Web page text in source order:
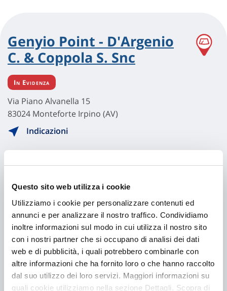
Questo sito web utilizza i cookie
Utilizziamo i cookie per personalizzare contenuti ed
annunci e per analizzare il nostro traffico. Condividiamo
inoltre informazioni sul modo in cui utilizza il nostro sito
con i nostri partner che si occupano di analisi dei dati
web e di pubblicità, i quali potrebbero combinarle con
altre informazioni che ha fornito loro o che hanno raccolto
dal suo utilizzo dei loro servizi. Maggiori informazioni su
quali cookie utilizziamo nella sezione Dettagli. Scopra di
Genyio Point - D'Argenio
C. & Coppola S. Snc
In Evidenza
Via Piano Alvanella 15
83024 Monteforte Irpino (AV)
Indicazioni